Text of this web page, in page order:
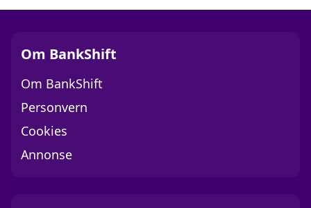
Om BankShift
Om BankShift
Personvern
Cookies
Annonse